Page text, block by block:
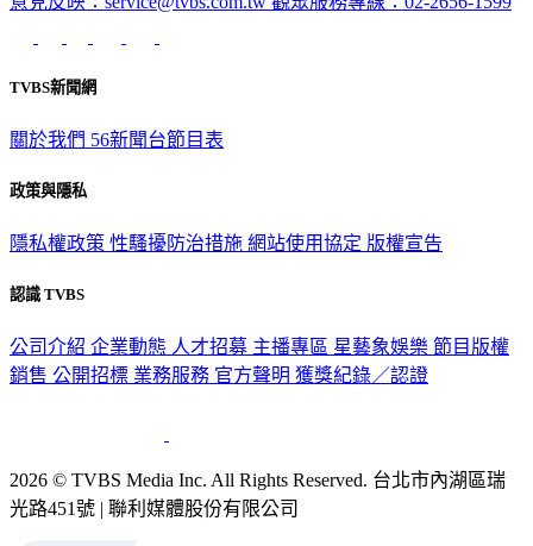
TVBS新聞網
關於我們 56新聞台節目表
政策與隱私
隱私權政策 性騷擾防治措施 網站使用協定 版權宣告
認識 TVBS
公司介紹 企業動態 人才招募 主播專區 星藝象娛樂 節目版權
銷售 公開招標 業務服務 官方聲明 獲獎紀錄／認證
2026 © TVBS Media Inc. All Rights Reserved. 台北市內湖區瑞
光路451號 | 聯利媒體股份有限公司